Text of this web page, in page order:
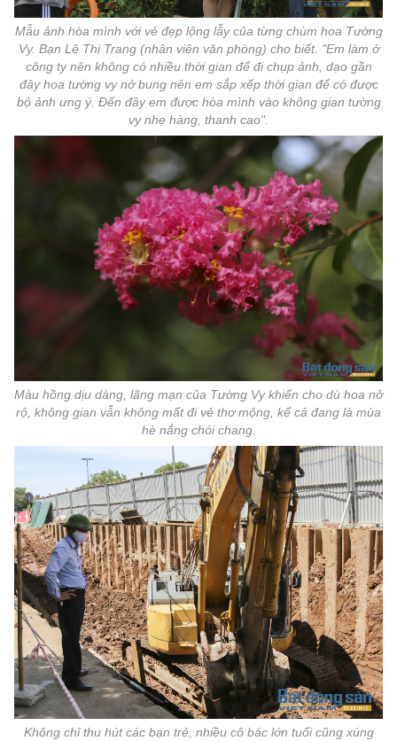
Mẫu ảnh hòa mình với vẻ đẹp lộng lẫy của từng chùm hoa Tường
Vy. Bạn Lê Thị Trang (nhân viên văn phòng) cho biết. "Em làm ở
công ty nên không có nhiều thời gian để đi chụp ảnh, dạo gần
đây hoa tường vy nở bung nên em sắp xếp thời gian để có được
bộ ảnh ưng ý. Đến đây em được hòa mình vào không gian tường
vy nhẹ hàng, thanh cao".
Màu hồng dịu dàng, lãng mạn của Tường Vy khiến cho dù hoa nở
rộ, không gian vẫn không mất đi vẻ thơ mộng, kể cả đang là mùa
hè nắng chói chang.
Không chỉ thu hút các bạn trẻ, nhiều cô bác lớn tuổi cũng xúng